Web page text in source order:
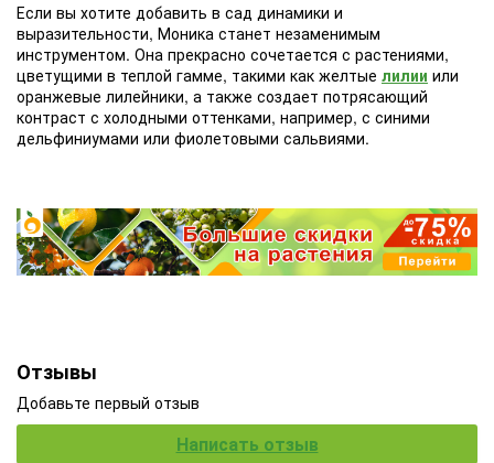
Если вы хотите добавить в сад динамики и
выразительности, Моника станет незаменимым
инструментом. Она прекрасно сочетается с растениями,
цветущими в теплой гамме, такими как желтые лилии или
оранжевые лилейники, а также создает потрясающий
контраст с холодными оттенками, например, с синими
дельфиниумами или фиолетовыми сальвиями.
Отзывы
Добавьте первый отзыв
Написать отзыв